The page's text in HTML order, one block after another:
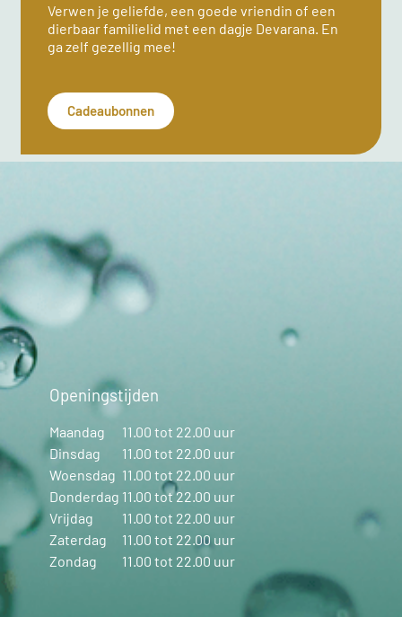
Verwen je geliefde, een goede vriendin of een
dierbaar familielid met een dagje Devarana. En
ga zelf gezellig mee!
Cadeaubonnen
Openingstijden
Maandag
11.00 tot 22.00 uur
Dinsdag
11.00 tot 22.00 uur
Woensdag 11.00 tot 22.00 uur
Donderdag 11.00 tot 22.00 uur
Vrijdag
11.00 tot 22.00 uur
Zaterdag
11.00 tot 22.00 uur
Zondag
11.00 tot 22.00 uur